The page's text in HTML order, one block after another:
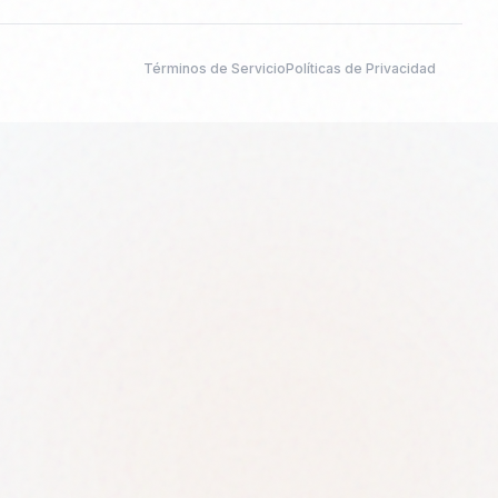
Términos de ServicioPolíticas de Privacidad